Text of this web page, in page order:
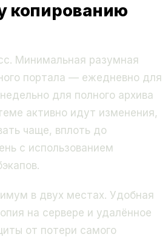
копированию
Минимальная разумная
портала — ежедневно для
для полного архива
активно идут изменения,
чаще, вплоть до
с использованием
в двух местах. Удобная
на сервере и удалённое
от потери самого